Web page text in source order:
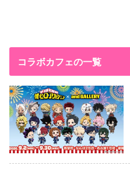
コラボカフェの一覧